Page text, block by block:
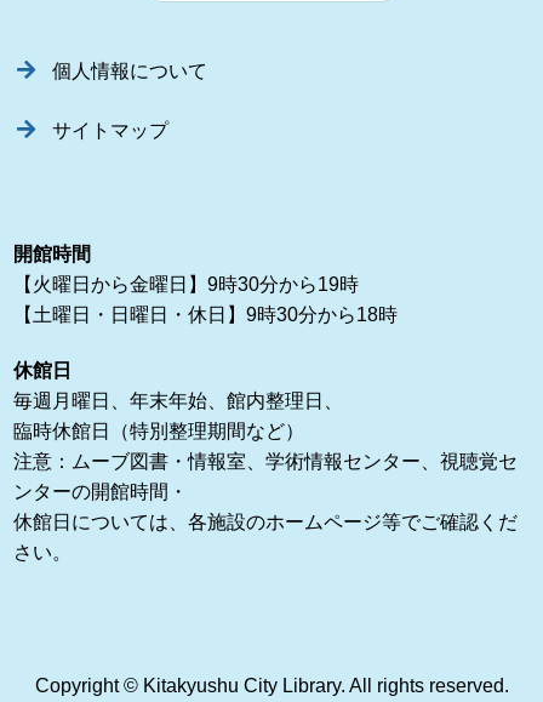
個人情報について
サイトマップ
開館時間
【火曜日から金曜日】9時30分から19時
【土曜日・日曜日・休日】9時30分から18時
休館日
毎週月曜日、年末年始、館内整理日、
臨時休館日（特別整理期間など）
注意：ムーブ図書・情報室、学術情報センター、視聴覚セ
ンターの開館時間・
休館日については、各施設のホームページ等でご確認くだ
さい。
Copyright © Kitakyushu City Library. All rights reserved.